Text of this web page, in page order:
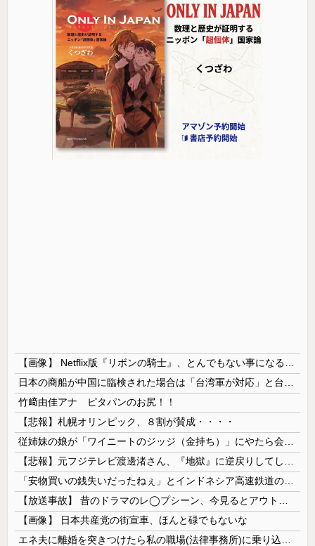
竹﨑由佳アナ ピタパンのお尻！！
【悲報】札幌オリンピック、８割が賛成・・・・
【画像】 日本共産党の街宣車、ほんと碌でもないな